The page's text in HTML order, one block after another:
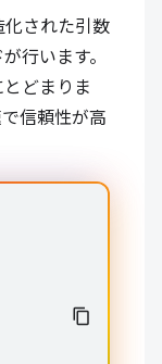
された引数
行います。
どまりま
信頼性が高